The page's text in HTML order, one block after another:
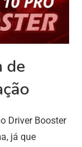
de
Driver Booster
já que